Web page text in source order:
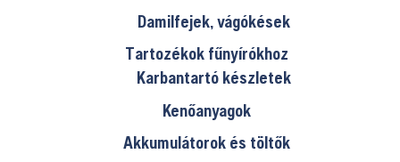
Damilfejek, vágókések
Tartozékok fűnyírókhoz
Karbantartó készletek
Kenőanyagok
Akkumulátorok és töltők